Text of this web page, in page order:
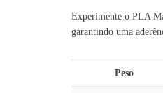
Experimente o PLA
garantindo uma
Peso